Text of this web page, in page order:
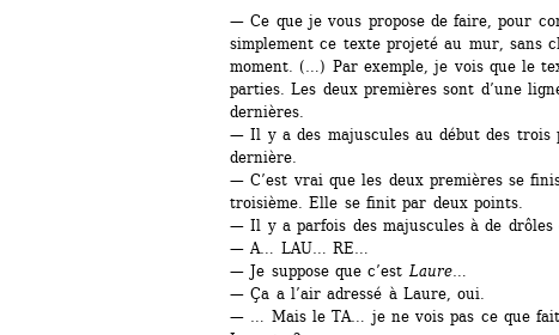
— Ce que je vous propose de faire, pour
simplement ce texte projeté au mur, sans
moment. (…) Par exemple, je vois que le
parties. Les deux premières sont d’une
dernières.
— Il y a des majuscules au début des trois
dernière.
— C’est vrai que les deux premières se
troisième. Elle se finit par deux points.
— Il y a parfois des majuscules à de drôles
— A… LAU… RE…
— Je suppose que c’est Laure…
— Ça a l’air adressé à Laure, oui.
— … Mais le TA… je ne vois pas ce que fait